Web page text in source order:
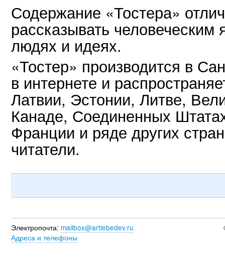
Содержание «Тостера»
рассказывать
людях и идеях.
«Тостер» производится в
в интернете и
Латвии, Эстонии, Литве,
Канаде, Соединенных
Франции и ряде других
читатели.
Электропочта: mailbox@artlebedev.ru
Адреса и телефоны